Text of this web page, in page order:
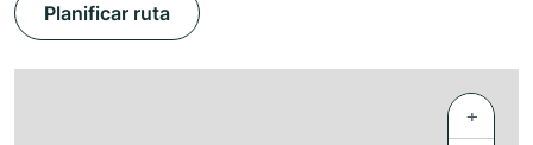
Planificar ruta
+